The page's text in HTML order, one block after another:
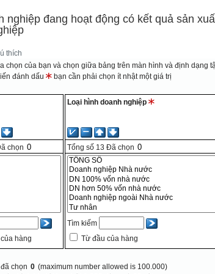
nghiệp đang hoạt động có kết quả sản
thích
chọn của bạn và chọn giữa bảng trên màn hình và định dạng
đánh dấu
bạn cần phải chọn ít nhật một giá trị
chọn
hàng
Loại hình doanh nghiệp
Tổng số 13 Đã chọn
Tìm kiếm
Từ đầu của hàng
chọn 0 (maximum number allowed is 100.000)